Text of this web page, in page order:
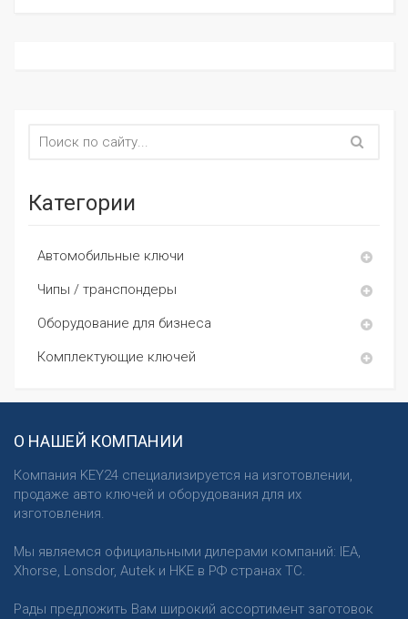
Категории
Автомобильные ключи
Чипы / транспондеры
Оборудование для бизнеса
Комплектующие ключей
О НАШЕЙ КОМПАНИИ
Компания KEY24 специализируется на изготовлении,
продаже авто ключей и оборудования для их
изготовления.
Мы являемся официальными дилерами компаний: IEA,
Xhorse, Lonsdor, Autek и HKE в РФ странах ТС.
Рады предложить Вам широкий ассортимент заготовок